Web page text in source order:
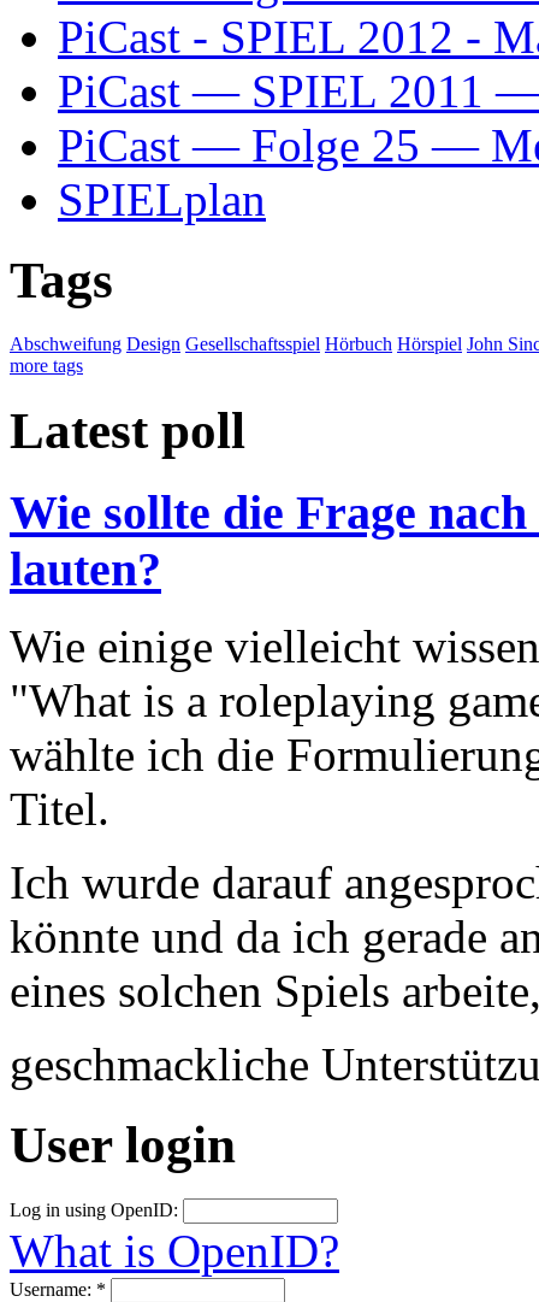
PiCast - SPIEL 2012 -
PiCast — SPIEL 2011
PiCast — Folge 25 —
SPIELplan
Tags
Abschweifung Design Gesellschaftsspiel Hörbuch Hörspiel John
more tags
Latest poll
Wie sollte die Frage
lauten?
Wie einige vielleicht
"What is a roleplaying
wählte ich die
Titel.
Ich wurde darauf
könnte und da ich gerade
eines solchen Spiels
geschmackliche
User login
Log in using OpenID:
What is OpenID?
Username: *